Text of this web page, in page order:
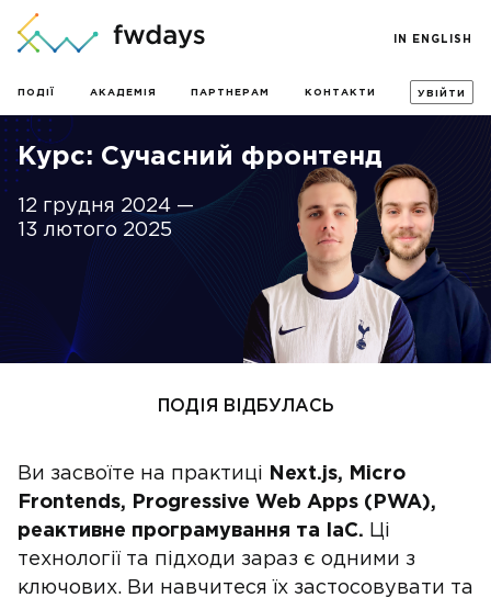
ПОДІЇ АКАДЕМІЯ ПАРТНЕРАМ КОНТАКТИ УВІЙТИ
IN ENGLISH
Курс: Сучасний фронтенд
12 грудня 2024 —
13 лютого 2025
ПОДІЯ ВІДБУЛАСЬ
Ви засвоїте на практиці
Next.js, Micro
Frontends, Progressive Web Apps (PWA),
реактивне програмування та IaC. Ці
технології та підходи зараз є одними з
ключових. Ви навчитеся їх застосовувати та